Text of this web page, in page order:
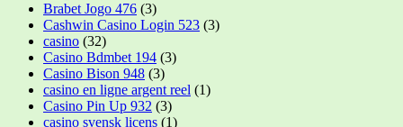
Brabet Jogo 476 (3)
Cashwin Casino Login 523 (3)
casino (32)
Casino Bdmbet 194 (3)
Casino Bison 948 (3)
casino en ligne argent reel (1)
Casino Pin Up 932 (3)
casino svensk licens (1)